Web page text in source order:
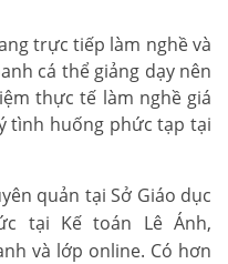
trực tiếp làm nghề và
cá thể giảng dạy nên
thực tế làm nghề giá
tình huống phức tạp tại
quản tại Sở Giáo dục
tại Kế toán Lê Ánh,
và lớp online. Có hơn